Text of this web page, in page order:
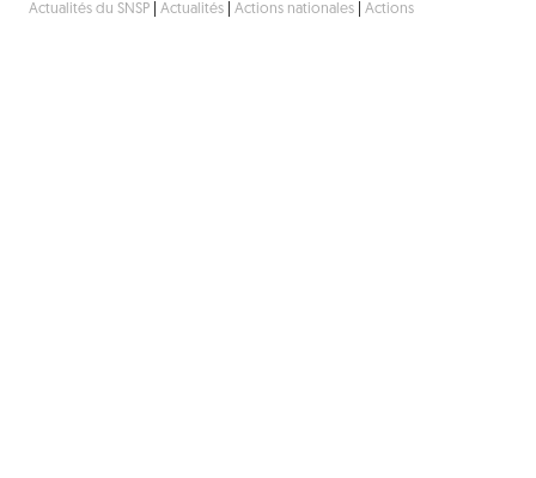
Actualités du SNSP| Actualités| Actions nationales| Actions